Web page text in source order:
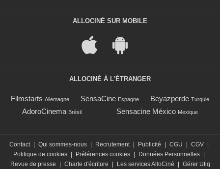
ALLOCINÉ SUR MOBILE
ALLOCINÉ À L'ÉTRANGER
Filmstarts Allemagne SensaCine Espagne Beyazperde Turquie
AdoroCinema Brésil Sensacine México Mexique
Contact Qui sommes-nous Recrutement Publicité CGU CGV
Politique de cookies
Préférences cookies Données Personnelles
Revue de presse
Charte d'écriture Les services AlloCiné Gérer Utiq